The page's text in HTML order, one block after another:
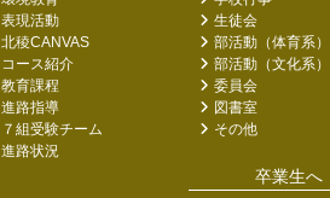
表現活動
北稜CANVAS
コース紹介
教育課程
進路指導
７組受験チーム
進路状況
生徒会
部活動（体育系）
部活動（文化系）
委員会
図書室
その他
卒業生へ